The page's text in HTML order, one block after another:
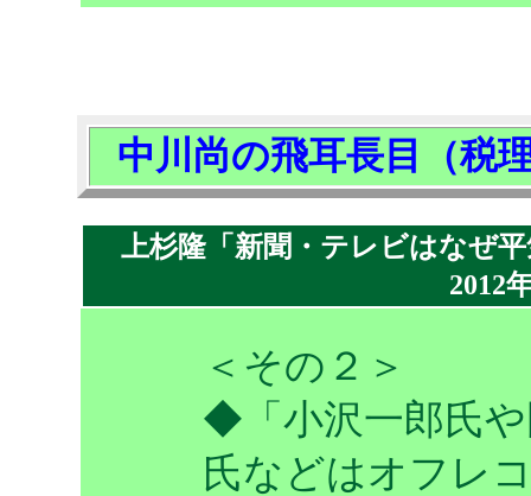
中川尚の飛耳長目（税
上杉隆「新聞・テレビはなぜ
2012
＜その２＞
◆「小沢一郎氏
氏などはオフレ